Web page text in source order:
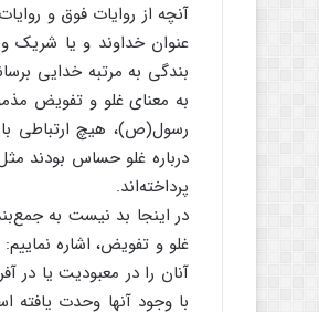
آنچه از روایات فوق و
عنوان خداوند و یا شریک و
بندگی به مرتبه خدایی
به معنای غلو و تفویض
رسول(ص)، هیچ ارتباطی با
درباره غلو حساس بودند
پرداخته‌اند.
در اینجا بد نیست به
غلو و تفویض، اشاره
آنان را در معبودیت یا در
با وجود آنها وحدت یافته